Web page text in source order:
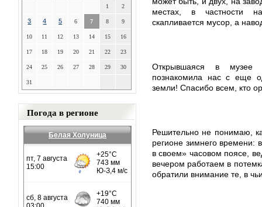
1 2
3 4 5 6 7 8 9
10 11 12 13 14 15 16
17 18 19 20 21 22 23
24 25 26 27 28 29 30
31
Погода в регионе
Белая Холуница
местах, в частности
скапливается мусор, а
Открывшаяся в музее
познакомила нас с еще
земли! Спасибо всем, кто
Решительно не понимаю,
регионе зимнего времени:
в своем» часовом поясе,
вечером работаем в
обратили внимание те, в